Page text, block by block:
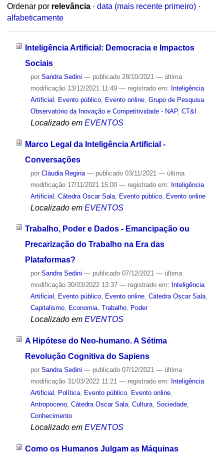
Ordenar por relevância · data (mais recente primeiro) ·
alfabeticamente
Inteligência Artificial: Democracia e Impactos
Sociais
por Sandra Sedini — publicado28/10/2021 — última
modificação13/12/2021 11:49 — registrado em: Inteligência
Artificial
Evento público, Evento online, Grupo de Pesquisa
Observatório da Inovação e Competitividade - NAP, CT&I
Localizado em EVENTOS
Marco Legal da Inteligência Artificial -
Conversações
por Cláudia Regina — publicado03/11/2021 — última
modificação17/11/2021 15:00 — registrado em: Inteligência
Artificial Cátedra Oscar Sala, Evento público, Evento online
Localizado em EVENTOS
Trabalho, Poder e Dados - Emancipação ou
Precarização do Trabalho na Era das
Plataformas?
por Sandra Sedini — publicado07/12/2021 — última
modificação30/03/2022 13:37 — registrado em: Inteligência
Artificial , Evento público, Evento online, Cátedra Oscar Sala,
Capitalismo, Economia, Trabalho, Poder
Localizado em EVENTOS
A Hipótese do Neo-humano. A Sétima
Revolução Cognitiva do Sapiens
por Sandra Sedini — publicado07/12/2021 — última
modificação31/03/2022 11:21 — registrado em: Inteligência
Artificial , Política, Evento público, Evento online,
Antropoceno, Cátedra Oscar Sala, Cultura, Sociedade,
Conhecimento
Localizado em EVENTOS
Como os Humanos Julgam as Máquinas